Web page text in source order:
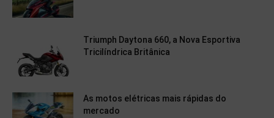
Triumph Daytona 660, a Nova Esportiva
Tricilíndrica Britânica
As motos elétricas mais rápidas do
mercado